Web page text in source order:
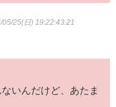
05/25(日) 19:22:43.21
いんだけど、あたま